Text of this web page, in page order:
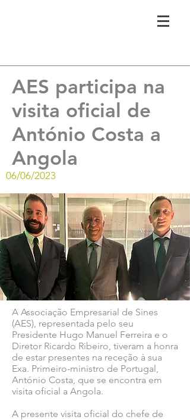
AES participa na
visita oficial de
António Costa a
Angola
06/06/2023
A Associação Empresarial de Sines
(AES), representada pelo seu
Presidente Hugo Manuel Ferreira e o
Diretor Ricardo Ribeiro, tiveram a honra
de estar presentes na receção à sua
Exa. Primeiro-ministro de Portugal,
António Costa, que se encontra em
visita oficial a Angola.
A presente visita oficial do chefe de